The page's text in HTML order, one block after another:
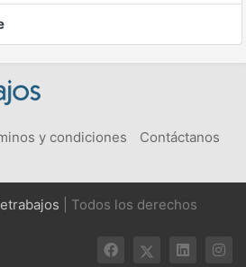
y condiciones
Contáctanos
| Todos los derechos